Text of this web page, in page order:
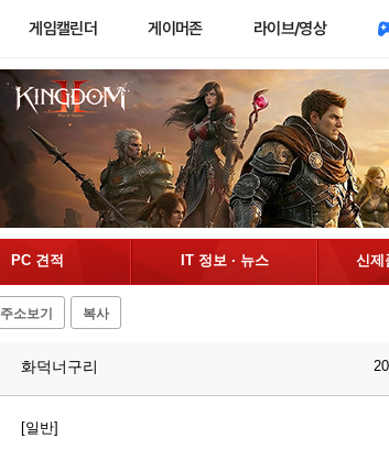
게임캘린더 게이머존 라이브/영상
PC 견적 IT 정보 · 뉴스 신제
주소보기 복사
화덕너구리
[일반]